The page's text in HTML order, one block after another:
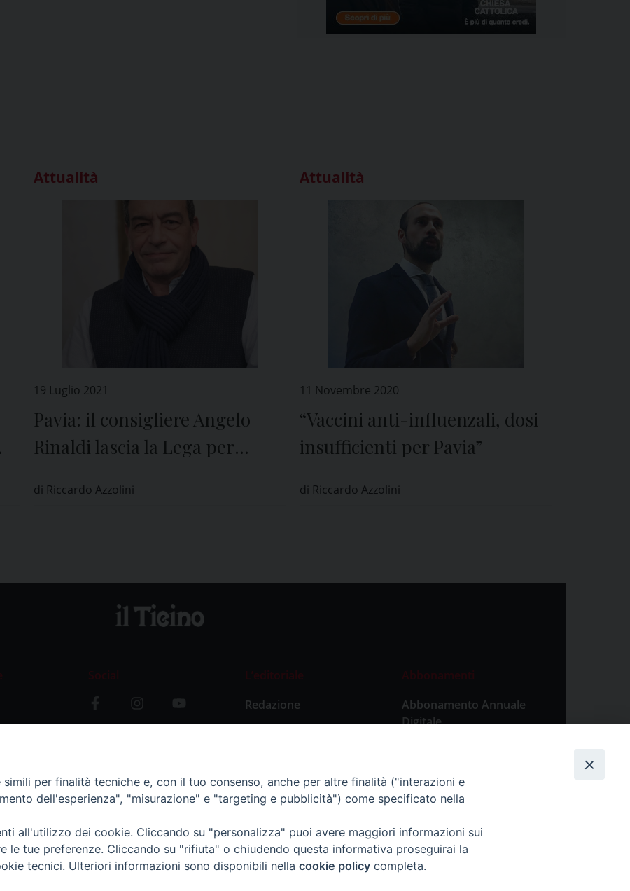
Attualità
19 Luglio 2021
Pavia: il consigliere Angelo
Rinaldi lascia la Lega per
di Riccardo Azzolini
Attualità
11 Novembre 2020
“Vaccini anti-influenzali, dosi
insufficienti per Pavia”
di Riccardo Azzolini
Social
L’editoriale
Redazione
Storia
Abbonamenti
Abbonamento Annuale
Digitale
Abbonamento Singola
Copia Digitale
per finalità tecniche e, con il tuo consenso, anche per altre finalità ("interazioni e
dell'esperienza", "misurazione" e "targeting e pubblicità") come specificato nella
all'utilizzo dei cookie. Cliccando su "personalizza" puoi avere maggiori informazioni sui
le tue preferenze. Cliccando su "rifiuta" o chiudendo questa informativa proseguirai la
tecnici. Ulteriori informazioni sono disponibili nella cookie policy completa.